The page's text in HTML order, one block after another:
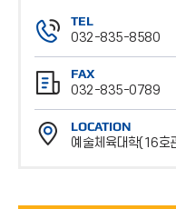
TEL
032-835-8580
전
화
번
호
FAX
032-835-0789
팩
스
번
LOCATION
예술체육대학(16호